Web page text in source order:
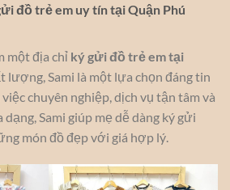
đồ trẻ em uy tín tại Quận Phú
một địa chỉ ký gửi đồ trẻ em tại
lượng, Sami là một lựa chọn đáng tin
chuyên nghiệp, dịch vụ tận tâm và
Sami giúp mẹ dễ dàng ký gửi
món đồ đẹp với giá hợp lý.